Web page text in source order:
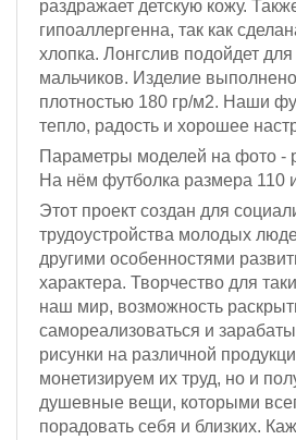
раздражает детскую кожу.
гипоаллергенна, так как
хлопка. Лонгслив подойдет
мальчиков. Изделие
плотностью 180 гр/м2. Наши
тепло, радость и хорошее
Параметры моделей на фото -
На нём футболка размера 110
Этот проект создан для
трудоустройства молодых
другими особенностями
характера. Творчество для
наш мир, возможность
самореализоваться и
рисунки на различной
монетизируем их труд, но и
душевные вещи, которыми
порадовать себя и близких.